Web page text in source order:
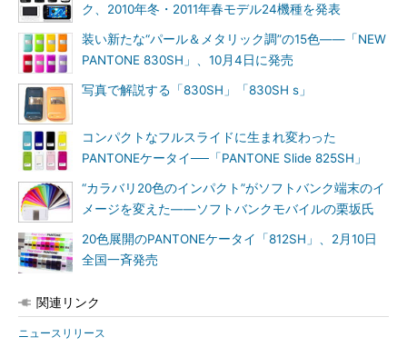
ク、2010年冬・2011年春モデル24機種を発表
装い新たな“パール＆メタリック調”の15色――「NEW
PANTONE 830SH」、10月4日に発売
写真で解説する「830SH」「830SH s」
コンパクトなフルスライドに生まれ変わった
PANTONEケータイ──「PANTONE Slide 825SH」
“カラバリ20色のインパクト”がソフトバンク端末のイ
メージを変えた――ソフトバンクモバイルの栗坂氏
20色展開のPANTONEケータイ「812SH」、2月10日
全国一斉発売
関連リンク
ニュースリリース